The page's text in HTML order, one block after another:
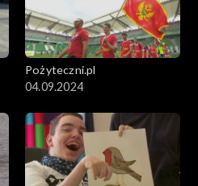
Pożyteczni.pl
04.09.2024